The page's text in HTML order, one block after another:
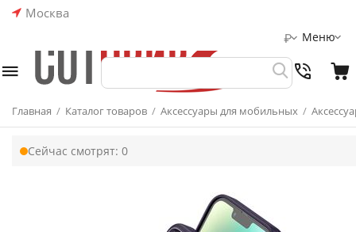
Москва
Меню
₽
Главная / Каталог товаров / Аксессуары для мобильных /
Сейчас смотрят: 0